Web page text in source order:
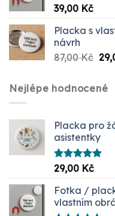
39,00 Kč
Placka s
návrh
87,00Kč
byla:
Nejlépe hodnocené
Placka pro
asistentky
Hodnocení
5.00
29,00 Kč
Fotka /
vlastním